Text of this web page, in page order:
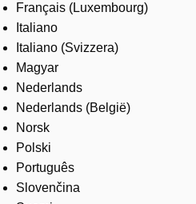
Français (Luxembourg)
Italiano
Italiano (Svizzera)
Magyar
Nederlands
Nederlands (België)
Norsk
Polski
Português
Slovenčina